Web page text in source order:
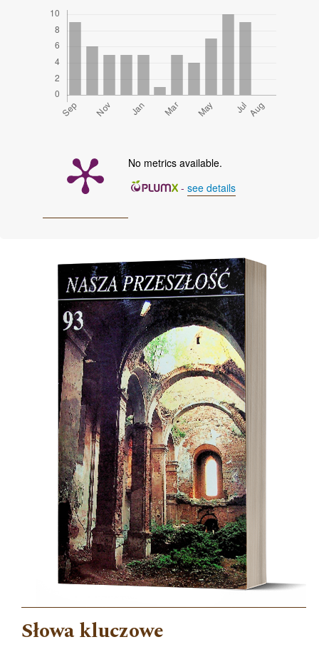
No metrics available.
- see details
Słowa kluczowe